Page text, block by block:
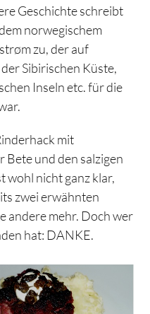
Geschichte schreibt
norwegischem
zu, der auf
Sibirischen Küste,
Inseln etc. für die
mit
und den salzigen
wohl nicht ganz klar,
zwei erwähnten
andere mehr. Doch wer
hat: DANKE.